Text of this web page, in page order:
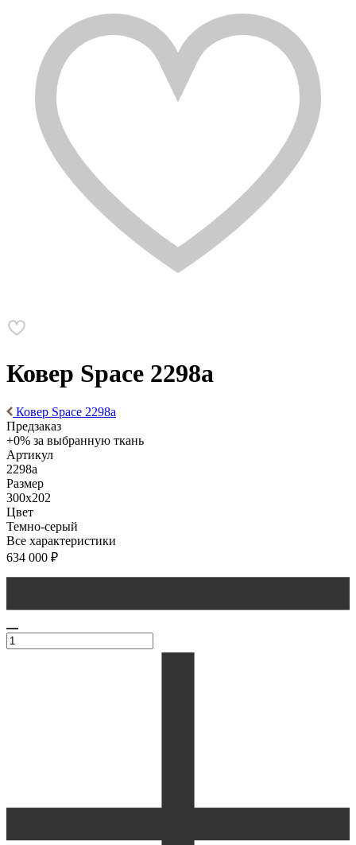
Ковер Space 2298а
Ковер Space 2298а
Предзаказ
+0% за выбранную ткань
Артикул
2298а
Размер
300x202
Цвет
Темно-серый
Все характеристики
634 000 ₽